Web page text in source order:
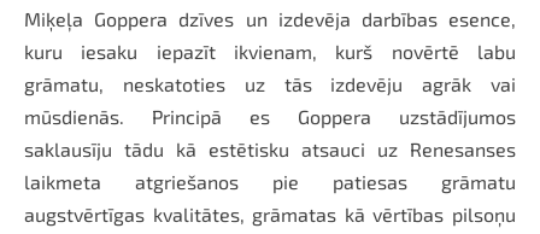
Miķeļa Goppera dzīves un izdevēja darbības esence,
kuru iesaku iepazīt ikvienam, kurš novērtē labu
grāmatu, neskatoties uz tās izdevēju agrāk vai
mūsdienās. Principā es Goppera uzstādījumos
saklausīju tādu kā estētisku atsauci uz Renesanses
laikmeta atgriešanos pie patiesas grāmatu
augstvērtīgas kvalitātes, grāmatas kā vērtības pilsoņu